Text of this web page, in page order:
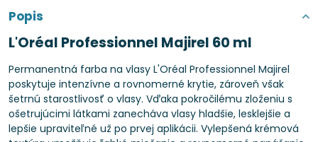
Popis
L'Oréal Professionnel Majirel 60 ml
Permanentná farba na vlasy L'Oréal Professionnel Majirel
poskytuje intenzívne a rovnomerné krytie, zároveň však
šetrnú starostlivosť o vlasy. Vďaka pokročilému zloženiu s
ošetrujúcimi látkami zanecháva vlasy hladšie, lesklejšie a
lepšie upraviteľné už po prvej aplikácii. Vylepšená krémová